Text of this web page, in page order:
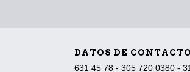
DATOS DE CONTACTO
631 45 78 - 305 720 0380 -